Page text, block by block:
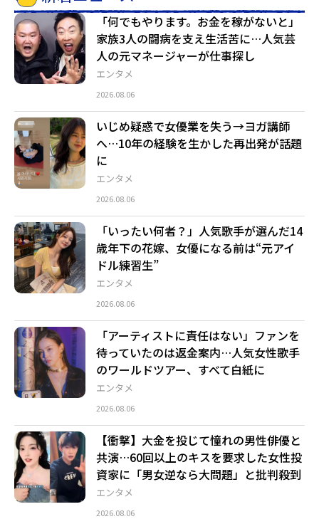
エンタメ
「何でもやります。お金を稼がないと」
家族3人の闘病を支え生活苦に…人気芸
人の元マネージャーが仕事探し
2026.08.06
エンタメ
いじめ疑惑で女優業を失う→ヨガ講師
へ…10年の経験を生かした再出発が話題
に
2026.08.06
エンタメ
「いったい何者？」人気歌手が選んだ14
歳年下の花嫁、女優になる前は“元アイ
ドル練習生”
2026.08.06
エンタメ
「アーティストに責任はない」ファンを
待っていたのは返金案内…人気女性歌手
のワールドツアー、すべて白紙に
2026.08.06
エンタメ
【衝撃】大金を投じて憧れの男性俳優と
共演…60回以上のキスを要求した女性投
資家に「男女逆なら大問題」と批判殺到
2026.08.06